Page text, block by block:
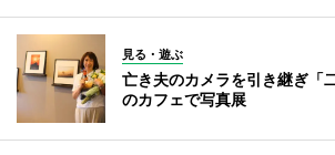
見る・遊ぶ
亡き夫のカメラを引き継ぎ
のカフェで写真展